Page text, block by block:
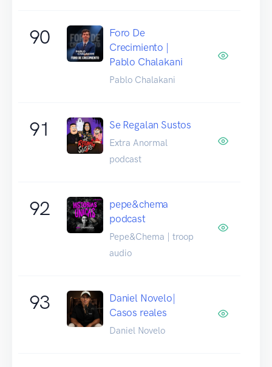
90
Foro De
Crecimiento |
Pablo Chalakani
Pablo Chalakani
91 Se Regalan Sustos
Extra Anormal
podcast
92
pepe&chema
podcast
Pepe&Chema | troop
audio
93
Daniel Novelo|
Casos reales
Daniel Novelo